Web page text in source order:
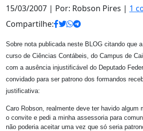
15/03/2007 | Por: Robson Pires | 1
Compartilhe:
Sobre nota publicada neste BLOG citando que
curso de Ciências Contábeis, do Campus de
com a ausência injustificável do Deputado
convidado para ser patrono dos formandos
justificativa:
Caro Robson, realmente deve ter havido algum
o convite e pedi a minha assessoria para
não poderia aceitar uma vez que só seria